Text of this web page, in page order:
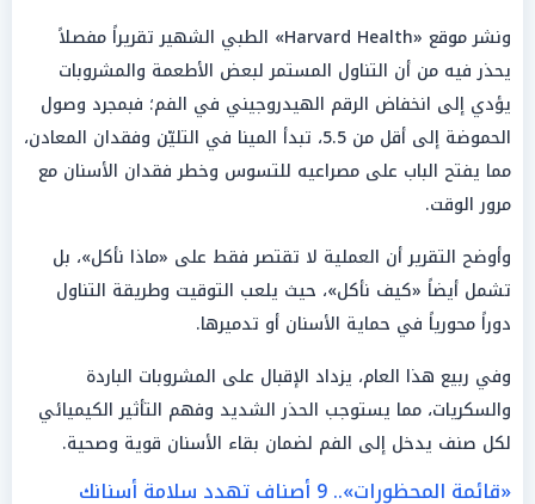
ونشر موقع «Harvard Health» الطبي الشهير تقريراً مفصلاً
يحذر فيه من أن التناول المستمر لبعض الأطعمة والمشروبات
يؤدي إلى انخفاض الرقم الهيدروجيني في الفم؛ فبمجرد وصول
الحموضة إلى أقل من 5.5، تبدأ المينا في التليّن وفقدان المعادن،
مما يفتح الباب على مصراعيه للتسوس وخطر فقدان الأسنان مع
مرور الوقت.
وأوضح التقرير أن العملية لا تقتصر فقط على «ماذا نأكل»، بل
تشمل أيضاً «كيف نأكل»، حيث يلعب التوقيت وطريقة التناول
دوراً محورياً في حماية الأسنان أو تدميرها.
وفي ربيع هذا العام، يزداد الإقبال على المشروبات الباردة
والسكريات، مما يستوجب الحذر الشديد وفهم التأثير الكيميائي
لكل صنف يدخل إلى الفم لضمان بقاء الأسنان قوية وصحية.
«قائمة المحظورات».. 9 أصناف تهدد سلامة أسنانك